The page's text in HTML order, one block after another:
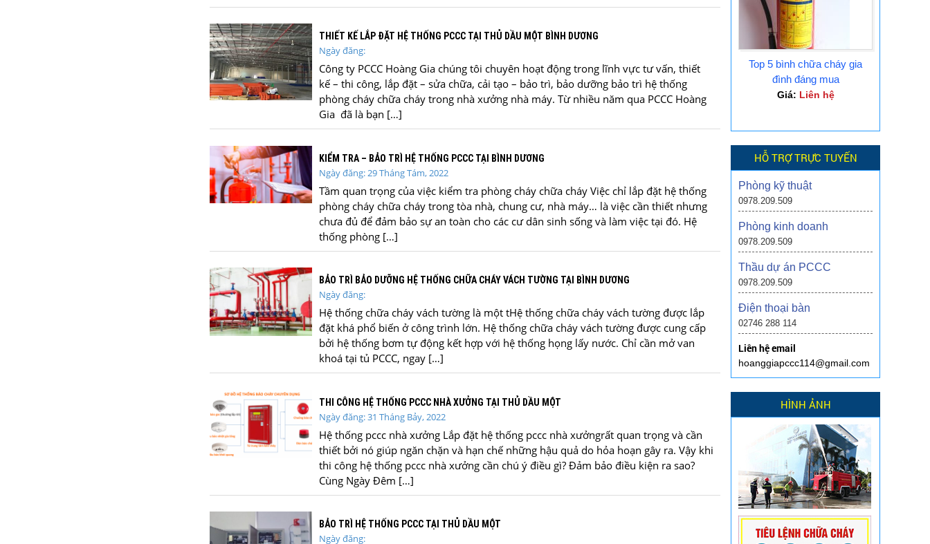
THIẾT KẾ LẮP ĐẶT HỆ THỐNG PCCC TẠI THỦ DẦU MỘT BÌNH DƯƠNG
Ngày đăng:
Công ty PCCC Hoàng Gia chúng tôi chuyên hoạt động trong lĩnh vực tư vấn, thiết
kế – thi công, lắp đặt – sửa chữa, cải tạo – bảo trì, bảo dưỡng bảo trì hệ thống
phòng cháy chữa cháy trong nhà xưởng nhà máy. Từ nhiều năm qua PCCC Hoàng
Gia đã là bạn […]
KIỂM TRA – BẢO TRÌ HỆ THỐNG PCCC TẠI BÌNH DƯƠNG
Ngày đăng: 29 Tháng Tám, 2022
Tầm quan trọng của việc kiểm tra phòng cháy chữa cháy Việc chỉ lắp đặt hệ thống
phòng cháy chữa cháy trong tòa nhà, chung cư, nhà máy… là việc cần thiết nhưng
chưa đủ để đảm bảo sự an toàn cho các cư dân sinh sống và làm việc tại đó. Hệ
thống phòng […]
BẢO TRÌ BẢO DƯỠNG HỆ THỐNG CHỮA CHÁY VÁCH TƯỜNG TẠI BÌNH DƯƠNG
Ngày đăng:
Hệ thống chữa cháy vách tường là một tHệ thống chữa cháy vách tường được lắp
đặt khá phổ biến ở công trình lớn. Hệ thống chữa cháy vách tường được cung cấp
bởi hệ thống bơm tự động kết hợp với hệ thống họng lấy nước. Chỉ cần mở van
khoá tại tủ PCCC, ngay […]
THI CÔNG HỆ THỐNG PCCC NHÀ XƯỞNG TẠI THỦ DẦU MỘT
Ngày đăng: 31 Tháng Bảy, 2022
Hệ thống pccc nhà xưởng Lắp đặt hệ thống pccc nhà xưởngrất quan trọng và cần
thiết bởi nó giúp ngăn chặn và hạn chế những hậu quả do hỏa hoạn gây ra. Vậy khi
thi công hệ thống pccc nhà xưởng cần chú ý điều gì? Đảm bảo điều kiện ra sao?
Cùng Ngày Đêm […]
BẢO TRÌ HỆ THỐNG PCCC TẠI THỦ DẦU MỘT
Ngày đăng:
Top 5 bình chữa cháy gia
đình đáng mua
Giá: Liên hệ
HỖ TRỢ TRỰC TUYẾN
Phòng kỹ thuật
0978.209.509
Phòng kinh doanh
0978.209.509
Thầu dự án PCCC
0978.209.509
Điện thoại bàn
02746 288 114
Liên hệ email
hoanggiapccc114@gmail.com
HÌNH ẢNH